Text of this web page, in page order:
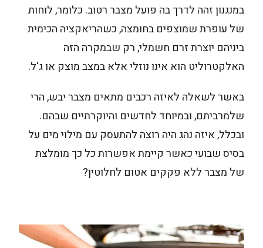
במנגנון זהה לדרך בה פועל מצבר רטוב. כלומר, לוחות
של עופרת שמוצפים בחומצה, כשהריאקציה הכימית
ביניהם יוצרת זרם חשמלי, רק שבמקרה הזה
האלקטרוליט הוא אינו נוזלי אלא במצב מוצק או ג'ל.
באשר לשאלה לאיזה רכבים מתאים מצבר יבש, הרי
שלמרביתם, ובמיוחד לחדשים והיוקרתיים שבהם.
ובכלל, איזה נהג היה רוצה להתעסק עם מילוי מים על
בסיס שבועי כאשר קיימת אפשרות כל כך מומלצת
של מצבר ללא פקקים אטום לחלוטין?